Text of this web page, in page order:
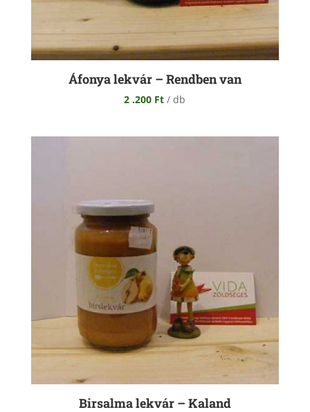
Áfonya lekvár – Rendben van
2 .200 Ft / db
Birsalma lekvár – Kaland